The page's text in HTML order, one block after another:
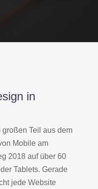
in
großen Teil aus dem
Mobile am
2018 auf über 60
Tablets. Gerade
jede Website